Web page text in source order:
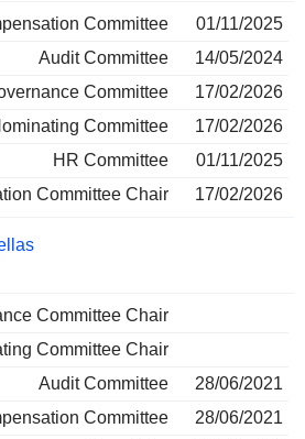
Committee
01/11/2025
Audit Committee
14/05/2024
Committee
17/02/2026
Committee
17/02/2026
HR Committee
01/11/2025
Committee Chair
17/02/2026
Committee Chair
Committee Chair
Audit Committee
28/06/2021
Committee
28/06/2021